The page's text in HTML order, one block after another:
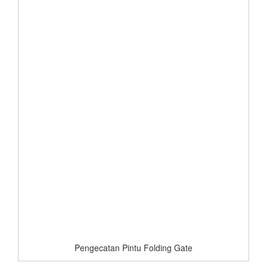
Pengecatan Pintu Folding Gate